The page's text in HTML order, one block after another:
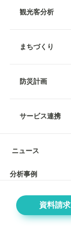
観光客分析
まちづくり
防災計画
サービス連携
ニュース
分析事例
資料請求